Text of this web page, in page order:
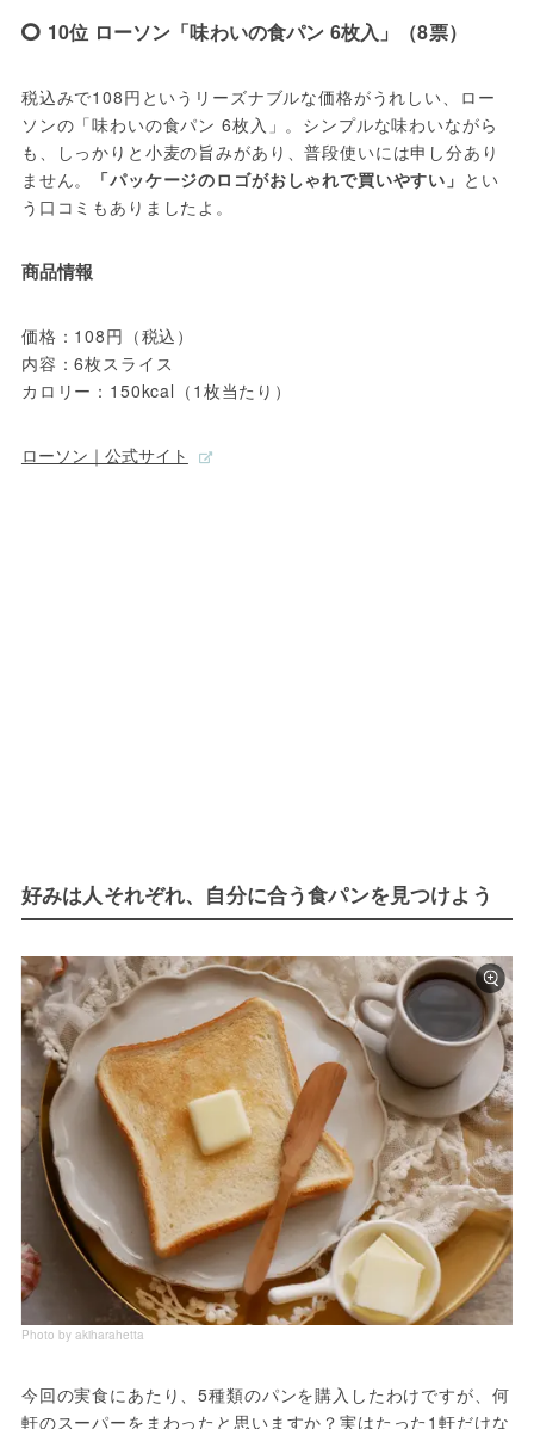
10位 ローソン「味わいの食パン 6枚入」（8票）
税込みで108円というリーズナブルな価格がうれしい、ロー
ソンの「味わいの食パン 6枚入」。シンプルな味わいながら
も、しっかりと小麦の旨みがあり、普段使いには申し分あり
ません。
「パッケージのロゴがおしゃれで買いやすい」 とい
う口コミもありましたよ。
商品情報
価格：108円（税込）
内容：6枚スライス
カロリー：150kcal（1枚当たり）
ローソン｜公式サイト
好みは人それぞれ、自分に合う食パンを見つけよう
Photo by akiharahetta
今回の実食にあたり、5種類のパンを購入したわけですが、何
軒のスーパーをまわったと思いますか？実はたった1軒だけな